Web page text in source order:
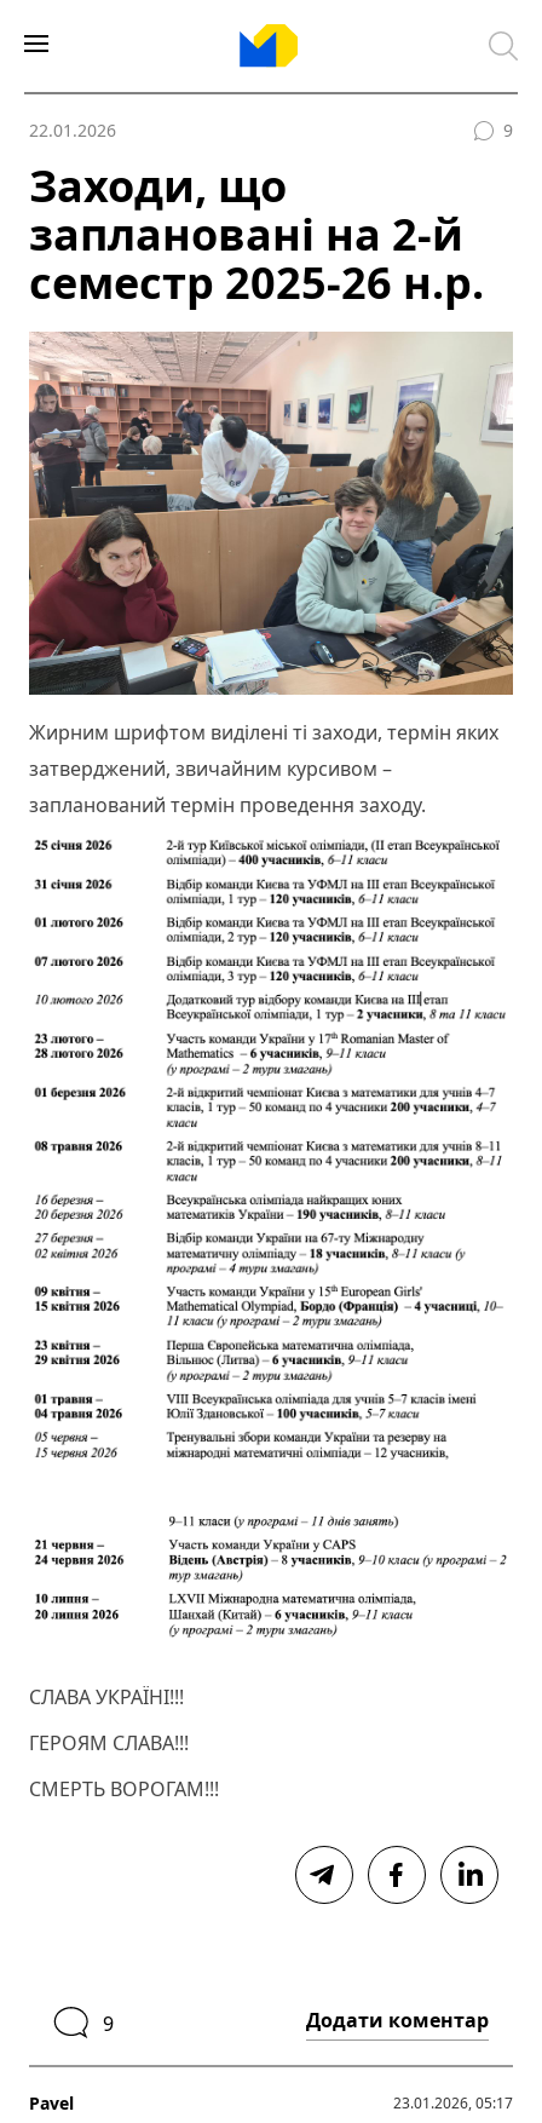
22.01.2026 9
Заходи, що
заплановані на 2-й
семестр 2025-26 н.р.
Жирним шрифтом виділені ті заходи, термін яких
затверджений, звичайним курсивом –
запланований термін проведення заходу.
СЛАВА УКРАЇНІ!!!
ГЕРОЯМ СЛАВА!!!
СМЕРТЬ ВОРОГАМ!!!
9 Додати коментар
Pavel
23.01.2026, 05:17